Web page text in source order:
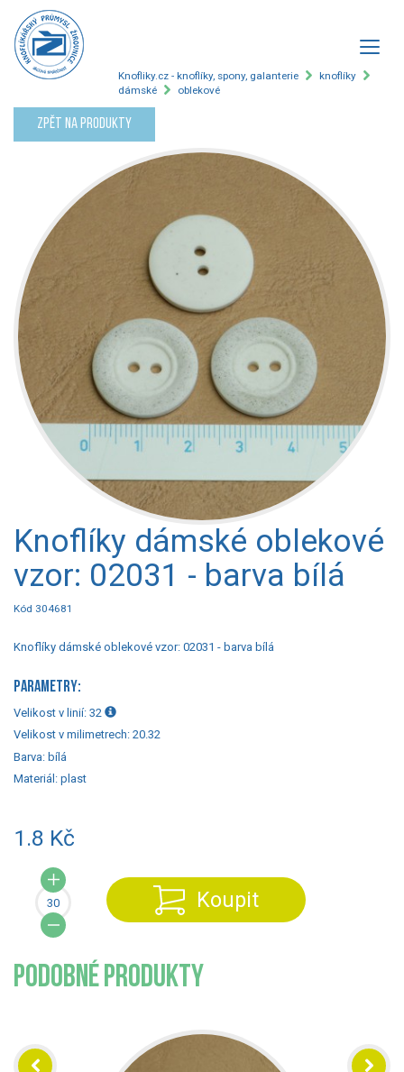
Knofliky.cz - knoflíky, spony, galanterie
knoflíky
dámské
oblekové
Zpět na produkty
Knoflíky dámské oblekové
vzor: 02031 - barva bílá
Kód 304681
Knoflíky dámské oblekové vzor: 02031 - barva bílá
PARAMETRY:
Velikost v linií: 32
Velikost v milimetrech: 20.32
Barva: bílá
Materiál: plast
1.8 Kč
Koupit
PODOBNÉ PRODUKTY